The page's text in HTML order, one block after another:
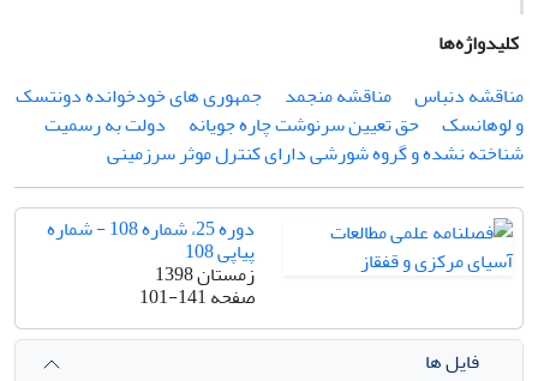
کلیدواژه‌ها
مناقشه دنباس
مناقشه منجمد
جمهوری‏ های خودخوانده دونتسک
و لوهانسک
حق تعیین سرنوشت چاره ‏جویانه
دولت به‏ رسمیت
شناخته‏ نشده و گروه شورشی دارای کنترل موثر سرزمینی
دوره 25، شماره 108 - شماره
پیاپی 108
زمستان 1398
صفحه101-141
فایل ها